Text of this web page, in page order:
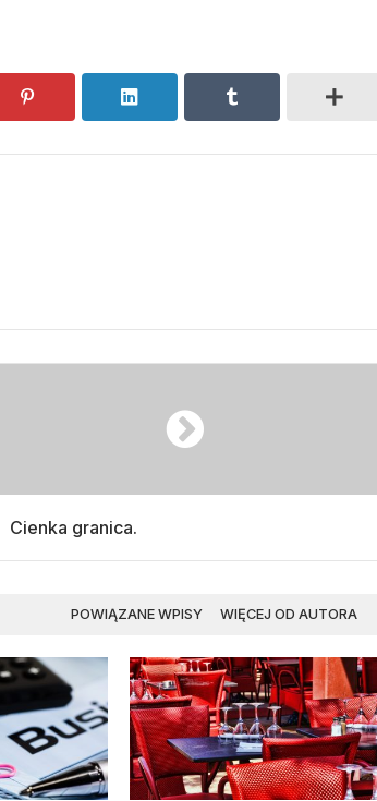
Cienka granica.
POWIĄZANE WPISY WIĘCEJ OD AUTORA